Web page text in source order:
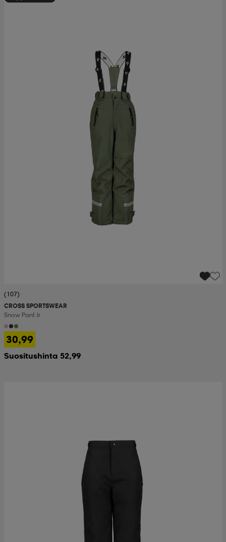
(107)
CROSS SPORTSWEAR
Snow Pant Jr
30,99
Suositushinta 52,99